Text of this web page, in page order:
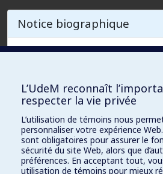
Notice biographique
ACCESSIBLE UNIQUEMENT À
Fiches (1)
Moysan, Bruno, « Le (petit)
d’ailleurs : Le réseau européen
L’UdeM reconnaît
respecter la vie privée
L’utilisation de témoins nous
personnaliser votre expérience
sont obligatoires pour assurer le
sécurité du site Web, alors que
préférences. En acceptant tout,
utilisation de témoins pour mieux